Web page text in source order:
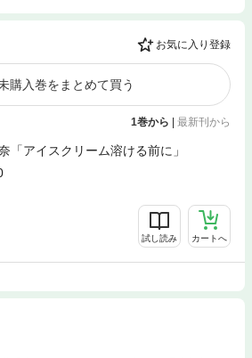
お気に入り登録
購入巻をまとめて買う
1巻から | 最新刊から
「アイスクリーム溶ける前に」
試し読み カートへ